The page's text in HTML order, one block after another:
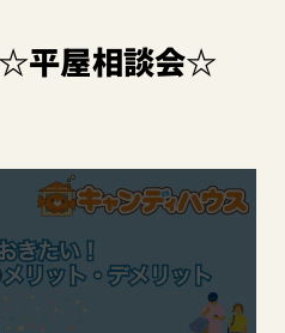
平屋相談会☆